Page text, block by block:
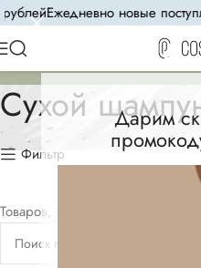
Дарим
Ежедневно новые
Сухой
Фильтр
Товаров, соответствующих